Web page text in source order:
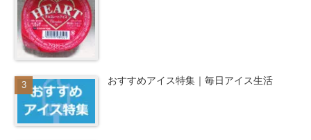
おすすめアイス特集｜毎日アイス生活